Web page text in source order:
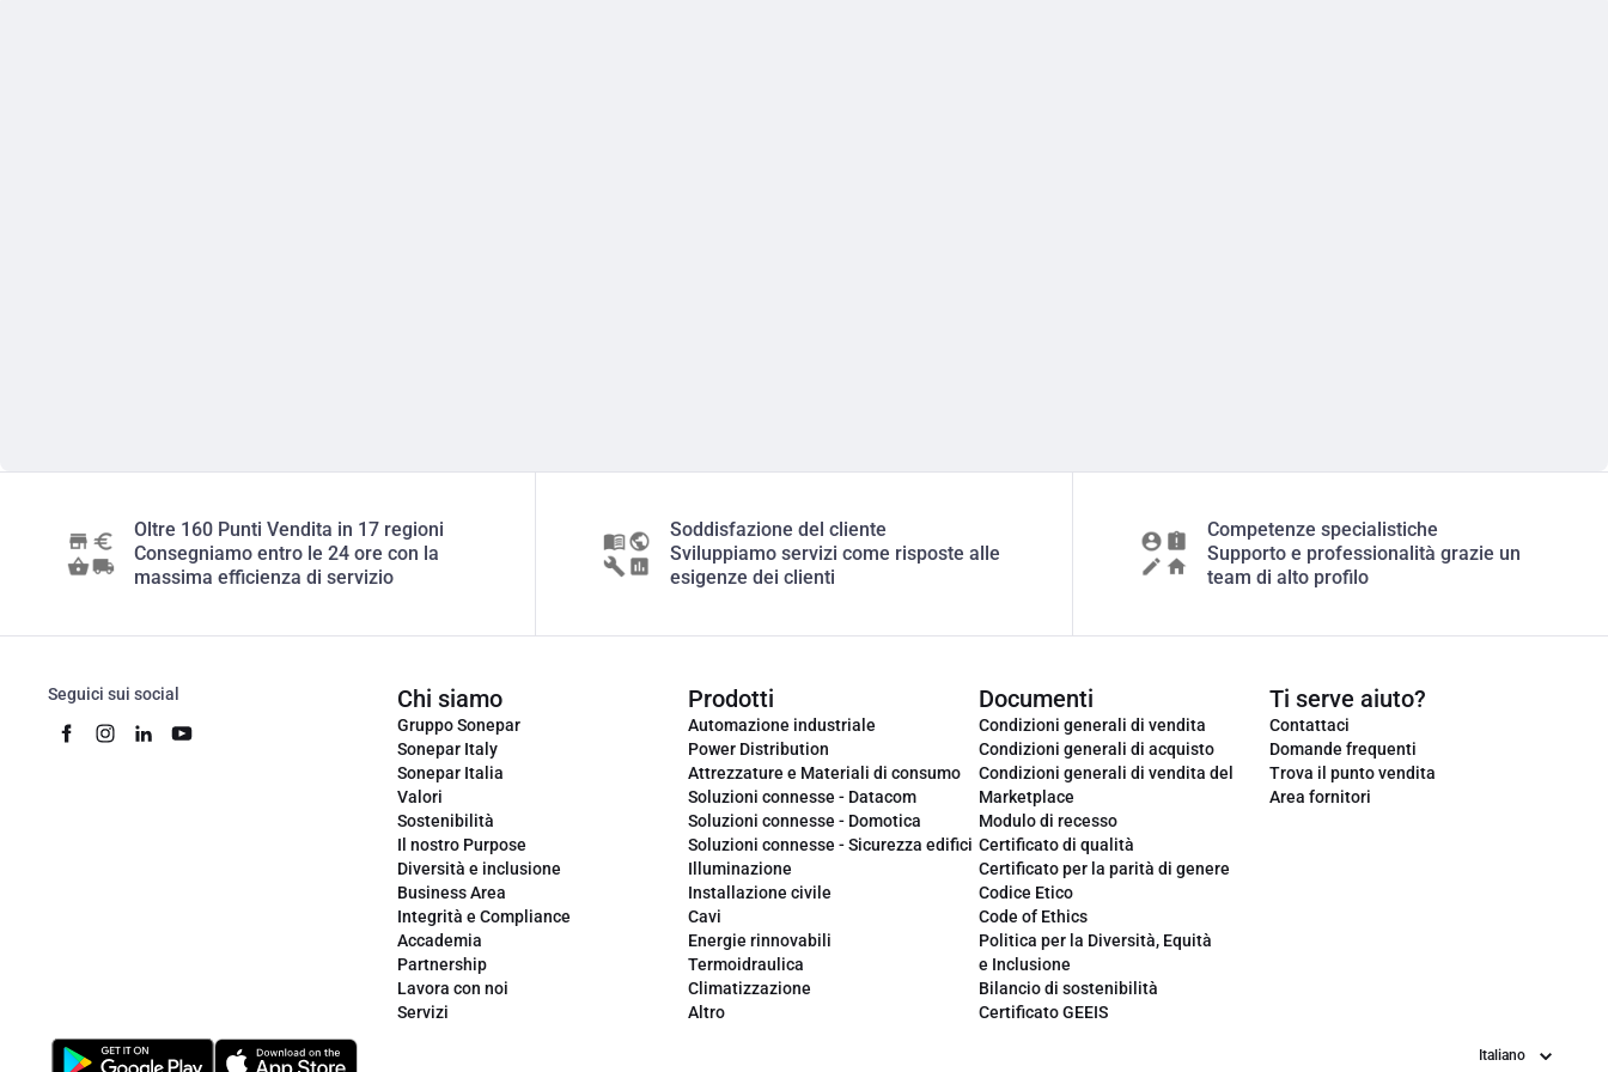
Oltre 160 Punti Vendita in 17 regioni
Consegniamo entro le 24 ore con la
massima efficienza di servizio
Soddisfazione del cliente
Sviluppiamo servizi come risposte alle
esigenze dei clienti
Competenze specialistiche
Supporto e professionalità grazie un
team di alto profilo
Seguici sui social Chi siamo
Gruppo Sonepar
Sonepar Italy
Sonepar Italia
Valori
Sostenibilità
Il nostro Purpose
Diversità e inclusione
Business Area
Integrità e Compliance
Accademia
Partnership
Lavora con noi
Servizi
Prodotti
Automazione industriale
Power Distribution
Attrezzature e Materiali di consumo
Soluzioni connesse - Datacom
Soluzioni connesse - Domotica
Soluzioni connesse - Sicurezza edifici
Illuminazione
Installazione civile
Cavi
Energie rinnovabili
Termoidraulica
Climatizzazione
Altro
Documenti
Condizioni generali di vendita
Condizioni generali di acquisto
Condizioni generali di vendita del
Marketplace
Modulo di recesso
Certificato di qualità
Certificato per la parità di genere
Codice Etico
Code of Ethics
Politica per la Diversità, Equità
e Inclusione
Bilancio di sostenibilità
Certificato GEEIS
Ti serve aiuto?
Contattaci
Domande frequenti
Trova il punto vendita
Area fornitori
Lingua